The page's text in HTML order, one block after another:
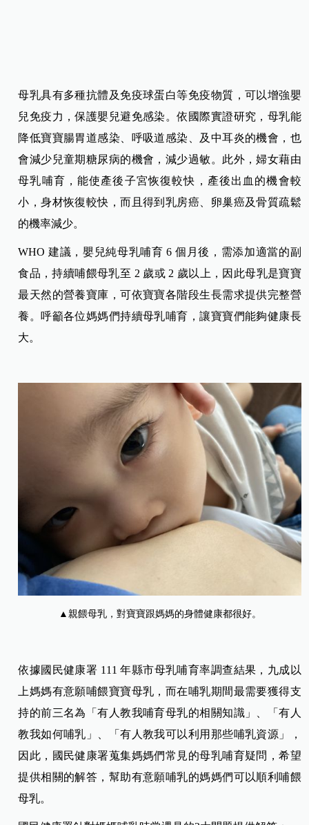
母乳具有多種抗體及免疫球蛋白等免疫物質，可以增強嬰
兒免疫力，保護嬰兒避免感染。依國際實證研究，母乳能
降低寶寶腸胃道感染、呼吸道感染、及中耳炎的機會，也
會減少兒童期糖尿病的機會，減少過敏。此外，婦女藉由
母乳哺育，能使產後子宮恢復較快，產後出血的機會較
小，身材恢復較快，而且得到乳房癌、卵巢癌及骨質疏鬆
的機率減少。
WHO 建議，嬰兒純母乳哺育 6 個月後，需添加適當的副
食品，持續哺餵母乳至 2 歲或 2 歲以上，因此母乳是寶寶
最天然的營養寶庫，可依寶寶各階段生長需求提供完整營
養。呼籲各位媽媽們持續母乳哺育，讓寶寶們能夠健康長
大。
▲親餵母乳，對寶寶跟媽媽的身體健康都很好。
依據國民健康署 111 年縣市母乳哺育率調查結果，九成以
上媽媽有意願哺餵寶寶母乳，而在哺乳期間最需要獲得支
持的前三名為「有人教我哺育母乳的相關知識」、「有人
教我如何哺乳」、「有人教我可以利用那些哺乳資源」，
因此，國民健康署蒐集媽媽們常見的母乳哺育疑問，希望
提供相關的解答，幫助有意願哺乳的媽媽們可以順利哺餵
母乳。